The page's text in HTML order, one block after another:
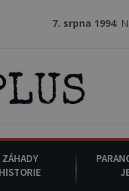
1994 : Na americké
ZÁHADY
HISTORIE